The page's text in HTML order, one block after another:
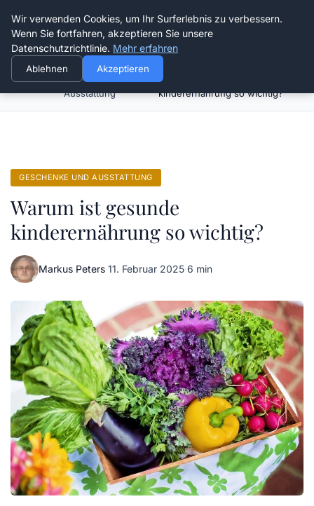
Verflixt-und-aufgetrennt.de
Geschenke und
Ausstattung
Warum ist gesunde
kinderernährung so wichtig?
GESCHENKE UND AUSSTATTUNG
Warum ist gesunde
kinderernährung so wichtig?
Markus Peters·11. Februar 2025·6 min
Wir verwenden Cookies, um Ihr Surferlebnis zu verbessern.
Wenn Sie fortfahren, akzeptieren Sie unsere
Datenschutzrichtlinie. Mehr erfahren
Ablehnen Akzeptieren